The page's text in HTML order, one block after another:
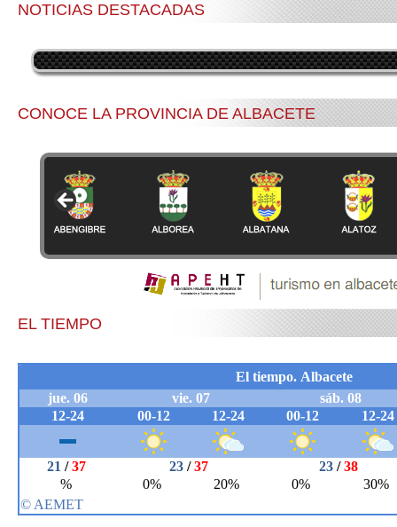
NOTICIAS DESTACADAS
CONOCE LA PROVINCIA DE ALBACETE
EL TIEMPO